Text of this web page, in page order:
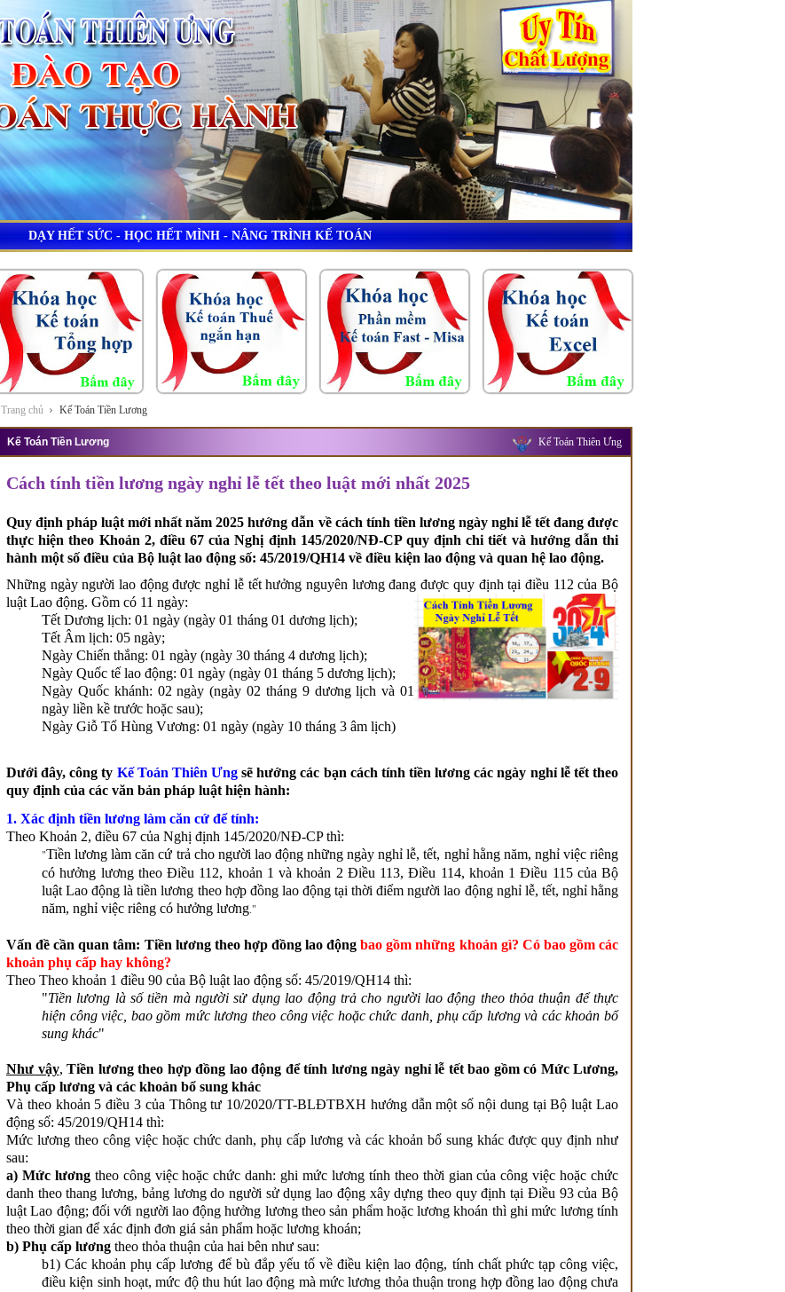
DẠY HẾT SỨC - HỌC HẾT MÌNH - NÂNG TRÌNH KẾ TOÁN
Trang chủ Kế Toán Tiền Lương
Kế Toán Tiền Lương Kế Toán Thiên Ưng
Cách tính tiền lương ngày nghỉ lễ tết theo luật mới nhất 2025
Quy định pháp luật mới nhất năm 2025 hướng dẫn về cách tính tiền lương ngày nghỉ lễ tết đang được
thực hiện theo Khoản 2, điều 67 của Nghị định 145/2020/NĐ-CP quy định chi tiết và hướng dẫn thi
hành một số điều của Bộ luật lao động số: 45/2019/QH14 về điều kiện lao động và quan hệ lao động.
Những ngày người lao động được nghỉ lễ tết hưởng nguyên lương đang được quy định tại điều 112 của Bộ
luật Lao động. Gồm có 11 ngày:
Tết Dương lịch: 01 ngày (ngày 01 tháng 01 dương lịch);
Tết Âm lịch: 05 ngày;
Ngày Chiến thắng: 01 ngày (ngày 30 tháng 4 dương lịch);
Ngày Quốc tế lao động: 01 ngày (ngày 01 tháng 5 dương lịch);
Ngày Quốc khánh: 02 ngày (ngày 02 tháng 9 dương lịch và 01
ngày liền kề trước hoặc sau);
Ngày Giỗ Tổ Hùng Vương: 01 ngày (ngày 10 tháng 3 âm lịch)
Dưới đây, công ty Kế Toán Thiên Ưng sẽ hướng các bạn cách tính tiền lương các ngày nghỉ lễ tết theo
quy định của các văn bản pháp luật hiện hành:
1. Xác định tiền lương làm căn cứ để tính:
Theo Khoản 2, điều 67 của Nghị định 145/2020/NĐ-CP thì:
"Tiền lương làm căn cứ trả cho người lao động những ngày nghỉ lễ, tết, nghỉ hằng năm, nghỉ việc riêng
có hưởng lương theo Điều 112, khoản 1 và khoản 2 Điều 113, Điều 114, khoản 1 Điều 115 của Bộ
luật Lao động là tiền lương theo hợp đồng lao động tại thời điểm người lao động nghỉ lễ, tết, nghỉ hằng
năm, nghỉ việc riêng có hưởng lương."
Vấn đề cần quan tâm: Tiền lương theo hợp đồng lao độngbao gồm những khoản gì? Có bao gồm các
khoản phụ cấp hay không?
Theo Theo khoản 1 điều 90 của Bộ luật lao động số: 45/2019/QH14 thì:
"Tiền lương là số tiền mà người sử dụng lao động trả cho người lao động theo thỏa thuận để thực
hiện công việc, bao gồm mức lương theo công việc hoặc chức danh, phụ cấp lương và các khoản bổ
sung khác"
Như vậy, Tiền lương theo hợp đồng lao động để tính lương ngày nghỉ lễ tết bao gồm có Mức Lương,
Phụ cấp lương và các khoản bổ sung khác
Và theo khoản 5 điều 3 của Thông tư 10/2020/TT-BLĐTBXH hướng dẫn một số nội dung tại Bộ luật Lao
động số: 45/2019/QH14 thì:
Mức lương theo công việc hoặc chức danh, phụ cấp lương và các khoản bổ sung khác được quy định như
sau:
a) Mức lươngtheo công việc hoặc chức danh: ghi mức lương tính theo thời gian của công việc hoặc chức
danh theo thang lương, bảng lương do người sử dụng lao động xây dựng theo quy định tại Điều 93 của Bộ
luật Lao động; đối với người lao động hưởng lương theo sản phẩm hoặc lương khoán thì ghi mức lương tính
theo thời gian để xác định đơn giá sản phẩm hoặc lương khoán;
b) Phụ cấp lương theo thỏa thuận của hai bên như sau:
b1) Các khoản phụ cấp lương để bù đắp yếu tố về điều kiện lao động, tính chất phức tạp công việc,
điều kiện sinh hoạt, mức độ thu hút lao động mà mức lương thỏa thuận trong hợp đồng lao động chưa